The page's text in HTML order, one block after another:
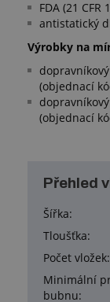
FDA (21 CFR
antistatický
Výrobky na
(objednací
(objednací
Přehled
Šířka:
Tloušťka:
Počet vložek:
Minimální
bubnu: